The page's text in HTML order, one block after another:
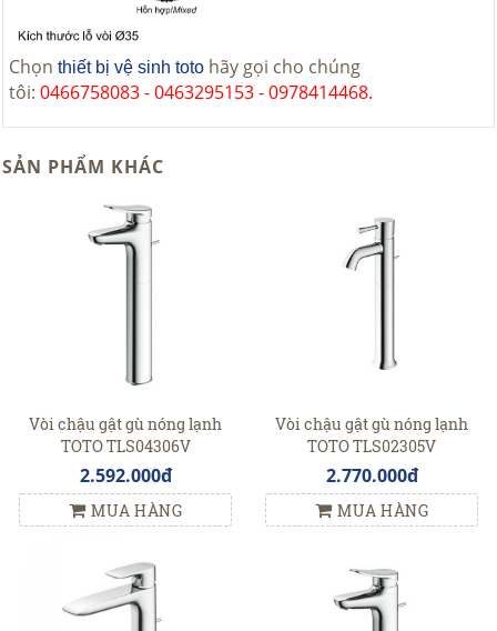
Chọn thiết bị vệ sinh toto hãy gọi cho chúng
tôi: 0466758083 - 0463295153 - 0978414468.
SẢN PHẨM KHÁC
Vòi chậu gật gù nóng lạnh
TOTO TLS04306V
2.592.000đ
MUA HÀNG
Vòi chậu gật gù nóng lạnh
TOTO TLS02305V
2.770.000đ
MUA HÀNG